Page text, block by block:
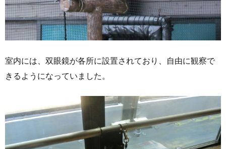
室内には、双眼鏡が各所に設置されており、自由に観察で
きるようになっていました。